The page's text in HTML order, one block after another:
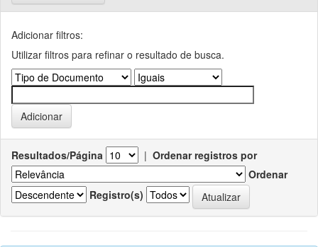
Adicionar filtros:
Utilizar filtros para refinar o resultado de busca.
Resultados/Página | Ordenar registros por
Ordenar
Registro(s)